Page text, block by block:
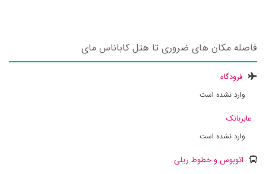
فاصله مکان های ضروری تا هتل کاباناس مای
فرودگاه
وارد نشده است
عابربانک
وارد نشده است
اتوبوس و خطوط ریلی